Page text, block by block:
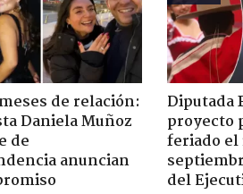
de relación:
Daniela Muñoz
de
anuncian
Diputada
proyecto
feriado el
del